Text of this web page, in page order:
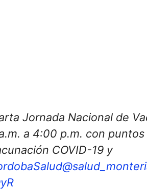
Jornada Nacional de
a 4:00 p.m. con
COVID-19 y